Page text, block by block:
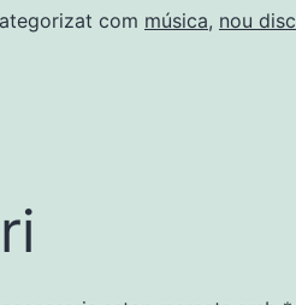
com música, nou disc